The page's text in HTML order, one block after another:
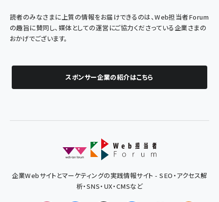
読者のみなさまに上質の情報をお届けできるのは、Web担当者Forum
の趣旨に賛同し、媒体としての運営にご協力くださっている企業さまの
おかげでございます。
スポンサー企業の紹介はこちら
企業Webサイトとマーケティングの実践情報サイト - SEO・アクセス解
析・SNS・UX・CMSなど